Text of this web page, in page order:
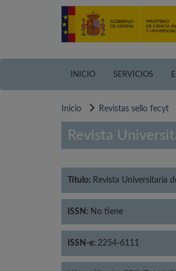
INICIO SERVICIOS
Inicio Revistas sello fecyt
Revista
Título: Revista Universitaria
ISSN: No tiene
ISSN-e: 2254-6111